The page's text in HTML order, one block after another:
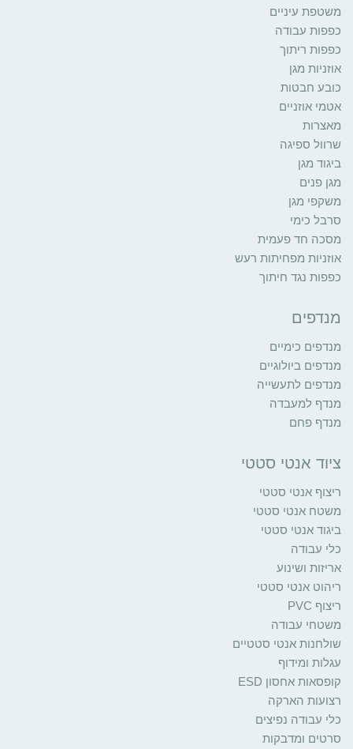
משטפת עיניים
כפפות עבודה
כפפות ריתוך
אוזניות מגן
כובע חבטות
אטמי אוזניים
מאצרות
שרוול ספיגה
ביגוד מגן
מגן פנים
משקפי מגן
סרבל כימי
מסכה חד פעמית
אוזניות מפחיתות רעש
כפפות נגד חיתוך
מנדפים
מנדפים כימיים
מנדפים ביולוגיים
מנדפים לתעשייה
מנדף למעבדה
מנדף פחם
ציוד אנטי סטטי
ריצוף אנטי סטטי
משטח אנטי סטטי
ביגוד אנטי סטטי
כלי עבודה
אריזות ושינוע
ריהוט אנטי סטטי
ריצוף PVC
משטחי עבודה
שולחנות אנטי סטטיים
עגלות ומידוף
קופסאות אחסון ESD
רצועות הארקה
כלי עבודה נפיצים
סרטים ומדבקות